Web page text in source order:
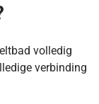
volledig
verbinding